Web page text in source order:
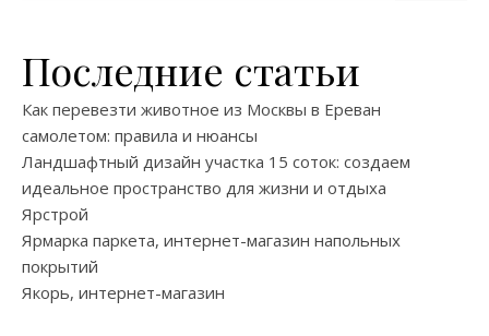
Последние статьи
Как перевезти животное из Москвы в Ереван
самолетом: правила и нюансы
Ландшафтный дизайн участка 15 соток: создаем
идеальное пространство для жизни и отдыха
Ярстрой
Ярмарка паркета, интернет-магазин напольных
покрытий
Якорь, интернет-магазин